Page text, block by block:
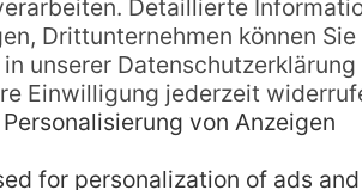
Sie uns an! Wir nehmen